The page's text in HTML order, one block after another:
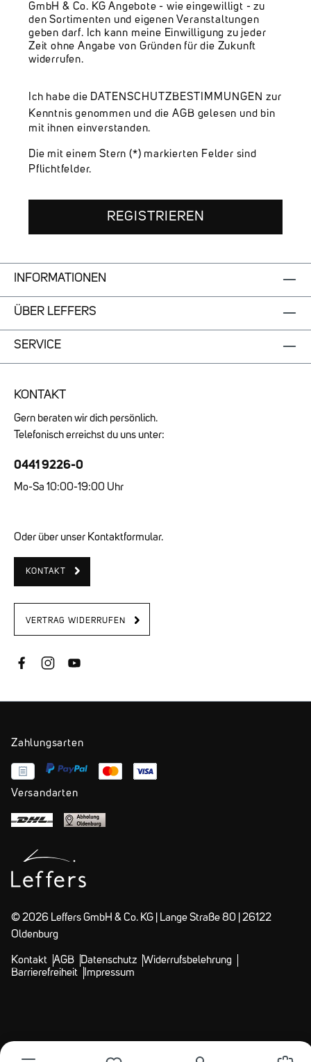
GmbH & Co. KG Angebote - wie eingewilligt - zu
den Sortimenten und eigenen Veranstaltungen
geben darf. Ich kann meine Einwilligung zu jeder
Zeit ohne Angabe von Gründen für die Zukunft
widerrufen.
Ich habe die DATENSCHUTZBESTIMMUNGEN zur
Kenntnis genommen und die AGB gelesen und bin
mit ihnen einverstanden.
Die mit einem Stern (*) markierten Felder sind
Pflichtfelder.
REGISTRIEREN
INFORMATIONEN
ÜBER LEFFERS
SERVICE
KONTAKT
Gern beraten wir dich persönlich.
Telefonisch erreichst du uns unter:
0441 9226-0
Mo-Sa 10:00-19:00 Uhr
Oder über unser Kontaktformular.
KONTAKT
VERTRAG WIDERRUFEN
Zahlungsarten
Versandarten
© 2026 Leffers GmbH & Co. KG | Lange Straße 80 | 26122
Oldenburg
Kontakt AGB Datenschutz Widerrufsbelehrung
Barrierefreiheit
Impressum